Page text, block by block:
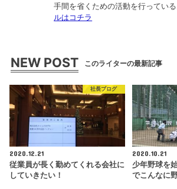
手間を省くための活動を行ってい
ルはコチラ
NEW POST このライターの最新記事
社長ブログ
2020.12.21
従業員が長く勤めてくれる会社に
していきたい！
2020.10.21
少年野球を
でこんなに